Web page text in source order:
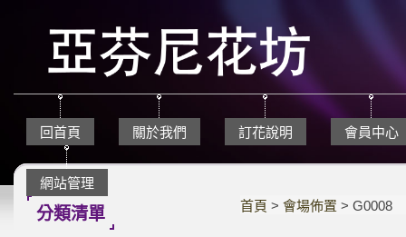
回首頁 關於我們 訂花說明 會員中心
網站管理
分類清單 首頁 >會場佈置 > G0008